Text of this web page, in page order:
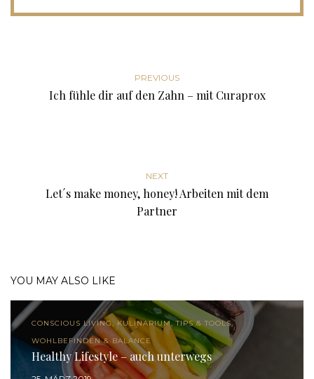
PREVIOUS
Ich fühle dir auf den Zahn – mit Curaprox
NEXT
Let´s make money, honey! Arbeiten mit dem
Partner
YOU MAY ALSO LIKE
CONSCIOUS LIVING, KULINARIUM, TIPS & TOOLS,
WOHLBEFINDEN & BALANCE
Healthy Lifestyle – auch unterwegs